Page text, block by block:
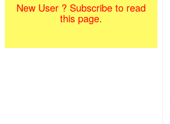
New User ? Subscribe to read
this page.